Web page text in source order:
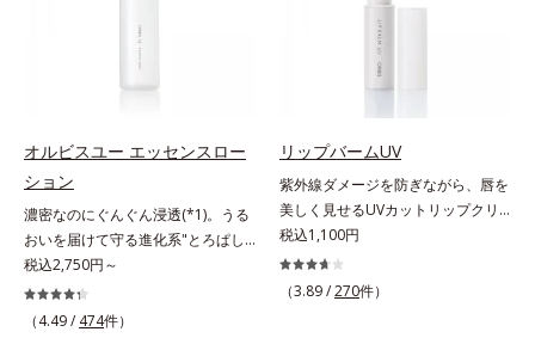
オルビスユー エッセンスロー
ション
濃密なのにぐんぐん浸透(*1)。うる
おいを届けて守る進化系"とろぱし
ゃ"ローション。7000種を超える成
分から厳選し、「うるおいの質
(*1)」に着目した初期エイジングケ
税込2,750円～
（4.49 / 474件）
リップバームUV
紫外線ダメージを防ぎながら、唇を
美しく見せるUVカットリップクリ
ーム。UV対策を忘れがちな唇に。
紫外線をカットしながら、顔色をパ
ッと明るく見せるUVカットリップ
税込1,100円
（3.89 /270件）